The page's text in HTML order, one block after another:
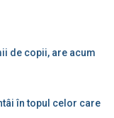
de copii, are acum
în topul celor care